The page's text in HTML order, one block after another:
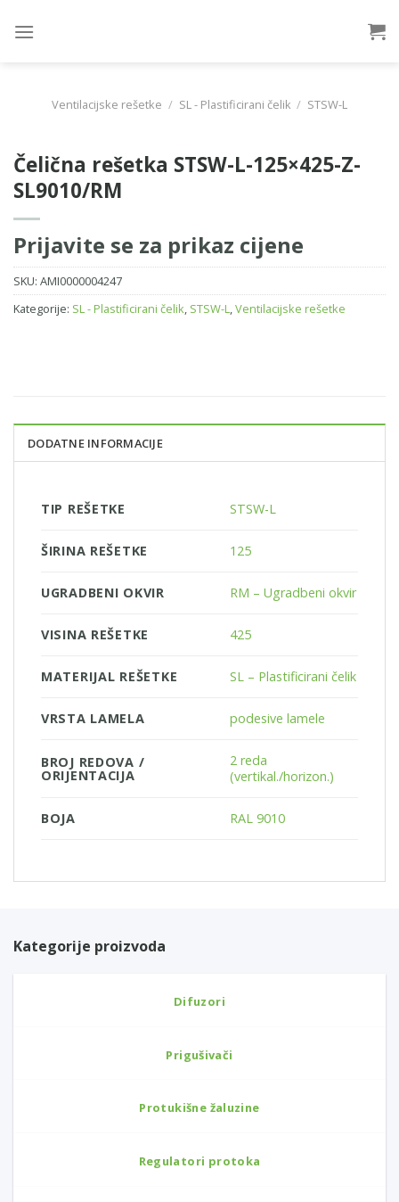
Ventilacijske rešetke / SL - Plastificirani čelik / STSW-L
Čelična rešetka STSW-L-125×425-Z-
SL9010/RM
Prijavite se za prikaz cijene
SKU: AMI0000004247
Kategorije: SL - Plastificirani čelik, STSW-L,Ventilacijske rešetke
DODATNE INFORMACIJE
TIP REŠETKE STSW-L
ŠIRINA REŠETKE 125
UGRADBENI OKVIR RM – Ugradbeni okvir
VISINA REŠETKE 425
MATERIJAL REŠETKE SL – Plastificirani čelik
VRSTA LAMELA podesive lamele
BROJ REDOVA /
ORIJENTACIJA
2 reda
(vertikal./horizon.)
BOJA RAL 9010
Kategorije proizvoda
Difuzori
Prigušivači
Protukišne žaluzine
Regulatori protoka